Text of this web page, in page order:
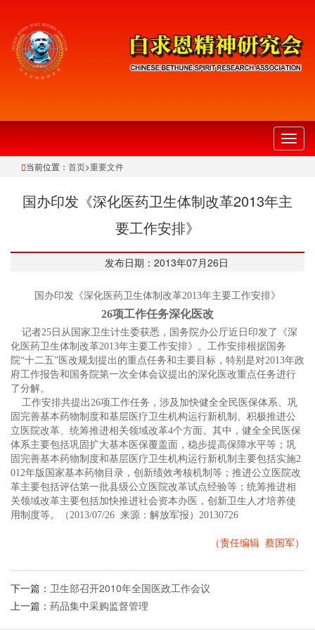
切
换
当前位置： 首页>重要文件
国办印发《深化医药卫生体制改革2013年主
要工作安排》
发布日期：2013年07月26日
国办印发《深化医药卫生体制改革2013年主要工作安排》
26项工作任务深化医改
记者25日从国家卫生计生委获悉，国务院办公厅近日印发了《深
化医药卫生体制改革2013年主要工作安排》。工作安排根据国务
院“十二五”医改规划提出的重点任务和主要目标，特别是对2013年政
府工作报告和国务院第一次全体会议提出的深化医改重点任务进行
了分解。
工作安排共提出26项工作任务，涉及加快健全全民医保体系、巩
固完善基本药物制度和基层医疗卫生机构运行新机制、积极推进公
立医院改革、统筹推进相关领域改革4个方面。其中，健全全民医保
体系主要包括巩固扩大基本医保覆盖面，稳步提高保障水平等；巩
固完善基本药物制度和基层医疗卫生机构运行新机制主要包括实施2
012年版国家基本药物目录，创新绩效考核机制等；推进公立医院改
革主要包括评估第一批县级公立医院改革试点经验等；统筹推进相
关领域改革主要包括加快推进社会资本办医，创新卫生人才培养使
用制度等。（2013/07/26 来源：解放军报）20130726
（责任编辑 蔡国军）
下一篇： 卫生部召开2010年全国医政工作会议
上一篇： 药品集中采购监督管理